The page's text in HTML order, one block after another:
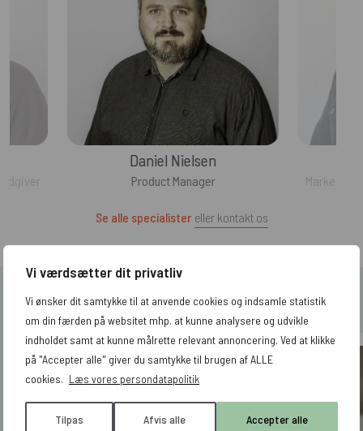
Vi værdsætter dit privatliv
Vi ønsker dit samtykke til at anvende cookies og indsamle statistik
om din færden på websitet mhp. at kunne analysere og udvikle
indholdet samt at kunne målrette relevant annoncering. Ved at klikke
på "Accepter alle" giver du samtykke til brugen af ALLE
cookies. Læs vores persondatapolitik
Tilpas Afvis alle Accepter alle
Daniel Nielsen
Product Manager
Se alle specialister eller kontakt os
Vi samler på glade kunder